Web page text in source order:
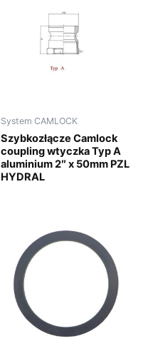
System CAMLOCK
Szybkozłącze Camlock
coupling wtyczka Typ A
aluminium 2″ x 50mm PZL
HYDRAL